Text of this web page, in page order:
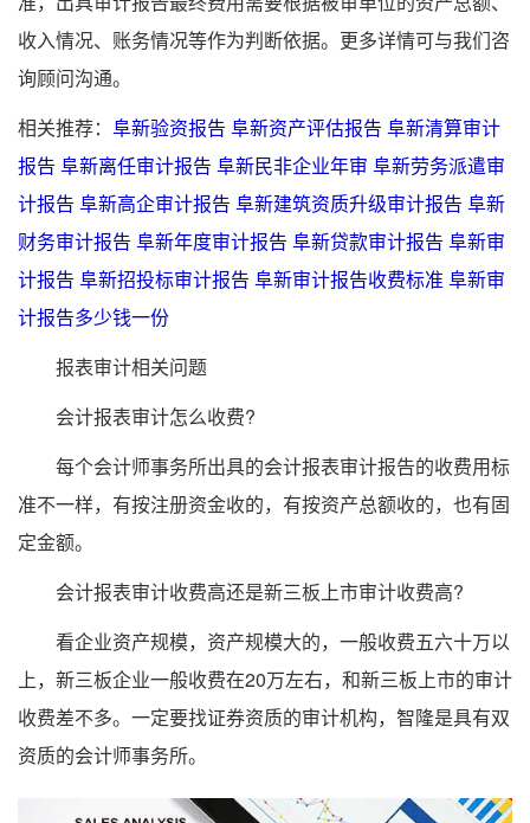
收入情况、账务情况等作为判断依据。更多详情可与我们咨
询顾问沟通。
相关推荐： 阜新验资报告 阜新资产评估报告 阜新清算审计
报告 阜新离任审计报告 阜新民非企业年审 阜新劳务派遣审
计报告 阜新高企审计报告 阜新建筑资质升级审计报告 阜新
财务审计报告 阜新年度审计报告 阜新贷款审计报告 阜新审
计报告 阜新招投标审计报告 阜新审计报告收费标准 阜新审
计报告多少钱一份
报表审计相关问题
会计报表审计怎么收费?
每个会计师事务所出具的会计报表审计报告的收费用标
准不一样，有按注册资金收的，有按资产总额收的，也有固
定金额。
会计报表审计收费高还是新三板上市审计收费高?
看企业资产规模，资产规模大的，一般收费五六十万以
上，新三板企业一般收费在20万左右，和新三板上市的审计
收费差不多。一定要找证券资质的审计机构，智隆是具有双
资质的会计师事务所。